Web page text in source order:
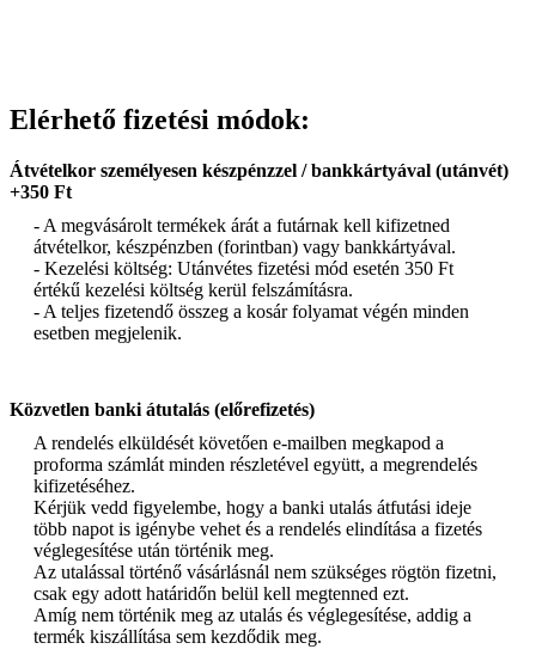
Elérhető fizetési módok:
Átvételkor személyesen készpénzzel / bankkártyával (utánvét)
+350 Ft
- A megvásárolt termékek árát a futárnak kell kifizetned
átvételkor, készpénzben (forintban) vagy bankkártyával.
- Kezelési költség: Utánvétes fizetési mód esetén 350 Ft
értékű kezelési költség kerül felszámításra.
- A teljes fizetendő összeg a kosár folyamat végén minden
esetben megjelenik.
Közvetlen banki átutalás (előrefizetés)
A rendelés elküldését követően e-mailben megkapod a
proforma számlát minden részletével együtt, a megrendelés
kifizetéséhez.
Kérjük vedd figyelembe, hogy a banki utalás átfutási ideje
több napot is igénybe vehet és a rendelés elindítása a fizetés
véglegesítése után történik meg.
Az utalással történő vásárlásnál nem szükséges rögtön fizetni,
csak egy adott határidőn belül kell megtenned ezt.
Amíg nem történik meg az utalás és véglegesítése, addig a
termék kiszállítása sem kezdődik meg.